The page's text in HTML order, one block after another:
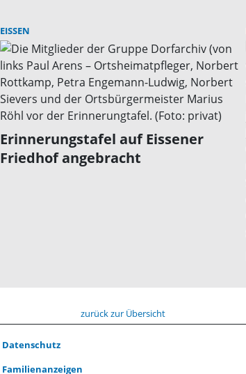
EISSEN
Erinnerungstafel auf Eissener
Friedhof angebracht
zurück zur Übersicht
Datenschutz
Familienanzeigen